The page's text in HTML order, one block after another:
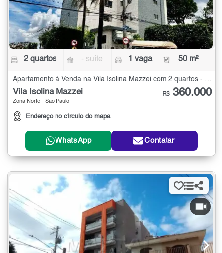
2 quartos - suíte 1 vaga 50 m²
Apartamento à Venda na Vila Isolina Mazzei com 2 quartos - 50 m²
Vila Isolina Mazzei
Zona Norte - São Paulo
Endereço no círculo do mapa
R$ 360.000
WhatsApp Contatar